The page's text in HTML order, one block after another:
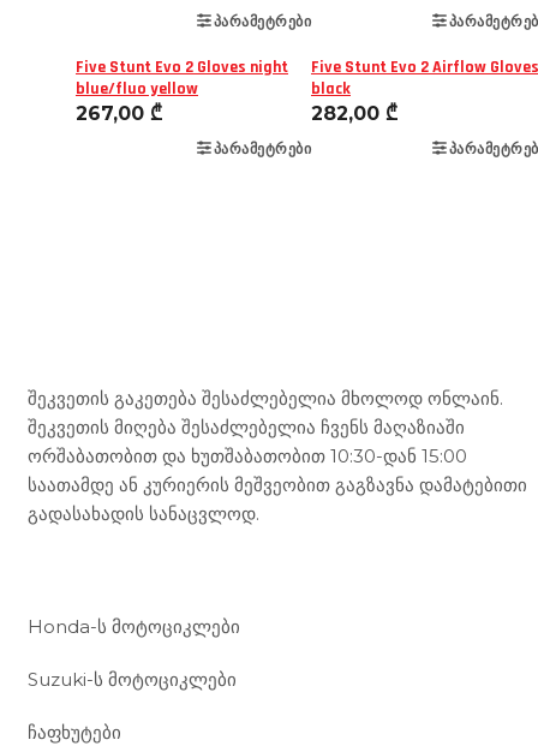
ᲞᲐᲠᲐᲛᲔᲢᲠᲔᲑᲘ
Five Stunt Evo 2 Gloves night
blue/fluo yellow
267,00 ₾
ᲞᲐᲠᲐᲛᲔᲢᲠᲔᲑᲘ
Five Stunt Evo 2 Airflow Gloves
black
282,00 ₾
შეკვეთის გაკეთება შესაძლებელია მხოლოდ ონლაინ.
შეკვეთის მიღება შესაძლებელია ჩვენს მაღაზიაში
ორშაბათობით და ხუთშაბათობით 10:30-დან 15:00
საათამდე ან კურიერის მეშვეობით გაგზავნა დამატებითი
გადასახადის სანაცვლოდ.
Honda-ს მოტოციკლები
Suzuki-ს მოტოციკლები
ჩაფხუტები